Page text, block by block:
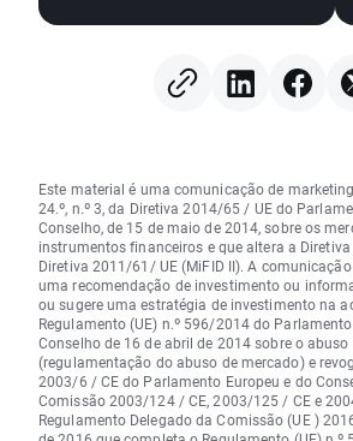
Este material é uma comunicação de
24.º, n.º 3, da Diretiva 2014/65 / UE do
Conselho, de 15 de maio de 2014, sobre os
instrumentos financeiros e que altera a
Diretiva 2011/61/ UE (MiFID II). A
uma recomendação de investimento ou
ou sugere uma estratégia de investimento na
Regulamento (UE) n.º 596/2014 do
Conselho de 16 de abril de 2014 sobre o
(regulamentação do abuso de mercado) e
2003/6 / CE do Parlamento Europeu e do
Comissão 2003/124 / CE, 2003/125 / CE e
Regulamento Delegado da Comissão (UE )